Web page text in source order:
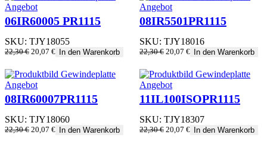
AngebotProdukt
im
Angebot
06IR60005 PR1115
SKU: TJY18055
22,30€ Ursprünglicher
war:
22,30 €
20,07 €Aktueller
ist:
20,07 €.
In den Warenkorb
AngebotProdukt
im
Angebot
08IR5501PR1115
SKU: TJY18016
22,30€ Ursprünglicher
war:
22,30 €
20,07 €Aktueller
ist:
20,07 €.
In den Warenkorb
AngebotProdukt
im
Angebot
08IR60007PR1115
SKU: TJY18060
22,30€ Ursprünglicher
20,07 €Aktueller
In den Warenkorb
AngebotProdukt
im
Angebot
11IL100ISOPR1115
SKU: TJY18307
22,30€ Ursprünglicher
20,07 €Aktueller
In den Warenkorb